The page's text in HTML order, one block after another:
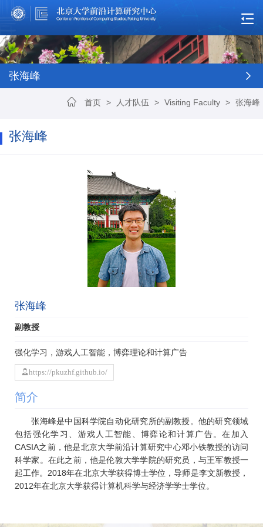
张海峰
首页 > 人才队伍 > Visiting Faculty > 张海峰
张海峰
张海峰
副教授
强化学习，游戏人工智能，博弈理论和计算广告
https://pkuzhf.github.io/
简介
张海峰是中国科学院自动化研究所的副教授。他的研究领域
包括强化学习、游戏人工智能、博弈论和计算广告。在加入
CASIA之前，他是北京大学前沿计算研究中心邓小铁教授的访问
科学家。在此之前，他是伦敦大学学院的研究员，与王军教授一
起工作。2018年在北京大学获得博士学位，导师是李文新教授，
2012年在北京大学获得计算机科学与经济学学士学位。